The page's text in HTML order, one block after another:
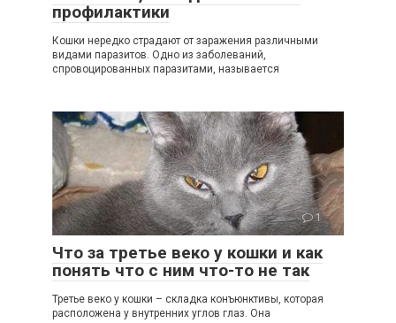
профилактики
Кошки нередко страдают от заражения различными
видами паразитов. Одно из заболеваний,
спровоцированных паразитами, называется
1
Что за третье веко у кошки и как
понять что с ним что-то не так
Третье веко у кошки – складка конъюнктивы, которая
расположена у внутренних углов глаз. Она